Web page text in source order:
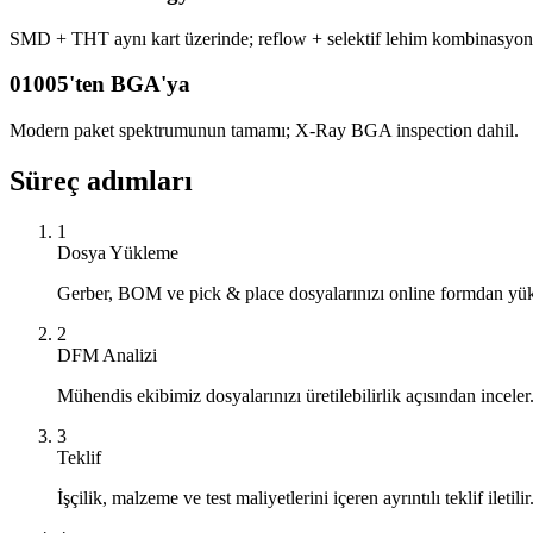
SMD + THT aynı kart üzerinde; reflow + selektif lehim
01005'ten BGA'ya
Modern paket spektrumunun tamamı; X-Ray BGA inspection dahil.
Süreç adımları
1
Dosya Yükleme
Gerber, BOM ve pick & place dosyalarınızı online formdan
2
DFM Analizi
Mühendis ekibimiz dosyalarınızı üretilebilirlik açısından inceler.
3
Teklif
İşçilik, malzeme ve test maliyetlerini içeren ayrıntılı teklif iletilir.